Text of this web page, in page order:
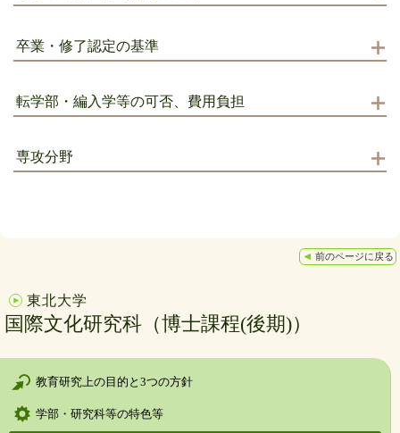
卒業・修了認定の基準
転学部・編入学等の可否、費用負担
専攻分野
前のページに戻る
東北大学
国際文化研究科（博士課程(後期)）
教育研究上の目的と3つの方針
学部・研究科等の特色等